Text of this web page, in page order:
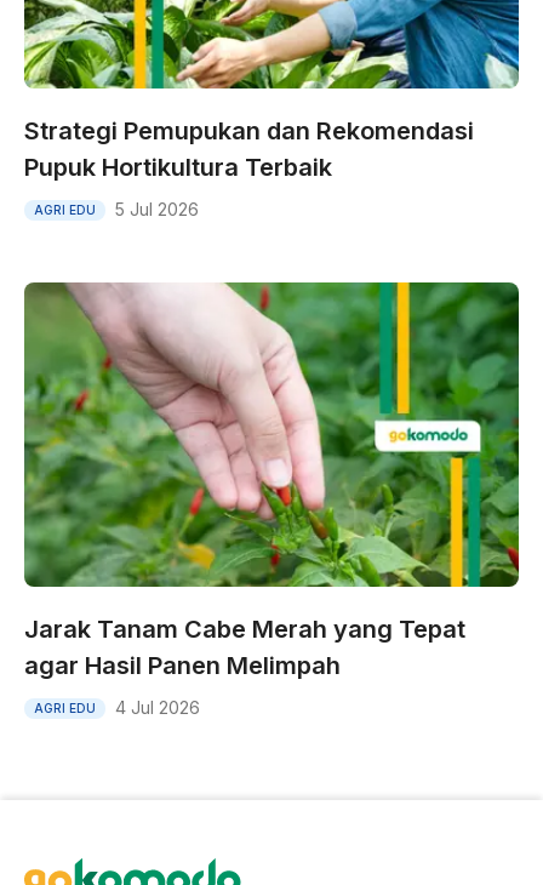
Strategi Pemupukan dan Rekomendasi
Pupuk Hortikultura Terbaik
AGRI EDU 5 Jul 2026
Jarak Tanam Cabe Merah yang Tepat
agar Hasil Panen Melimpah
AGRI EDU 4 Jul 2026